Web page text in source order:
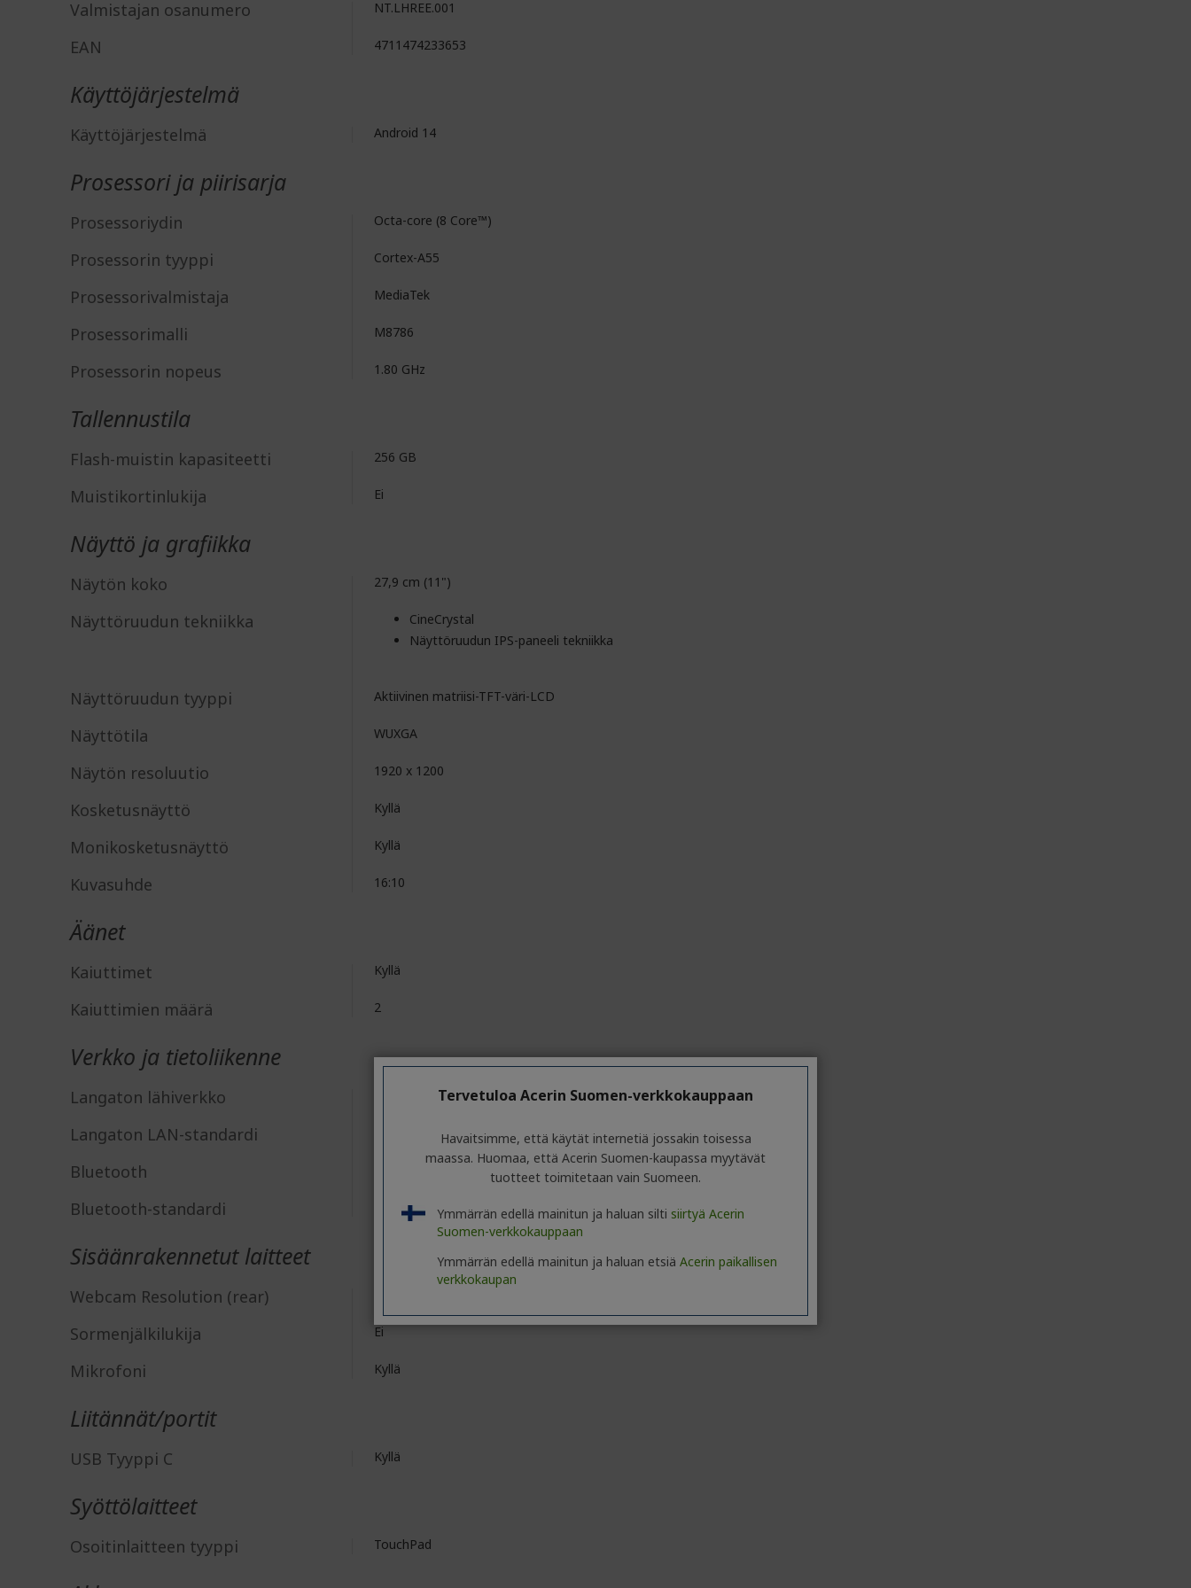
Valmistajan osanumero NT.LHREE.001
EAN 4711474233653
Käyttöjärjestelmä
Käyttöjärjestelmä Android 14
Prosessori ja piirisarja
Prosessoriydin Octa-core (8 Core™)
Prosessorin tyyppi Cortex-A55
Prosessorivalmistaja MediaTek
Prosessorimalli M8786
Prosessorin nopeus 1.80 GHz
Tallennustila
Flash-muistin kapasiteetti 256 GB
Muistikortinlukija Ei
Näyttö ja grafiikka
Näytön koko 27,9 cm (11")
Näyttöruudun tekniikka
CineCrystal
Näyttöruudun IPS-paneeli tekniikka
Näyttöruudun tyyppi Aktiivinen matriisi-TFT-väri-LCD
Näyttötila WUXGA
Näytön resoluutio 1920 x 1200
Kosketusnäyttö Kyllä
Monikosketusnäyttö Kyllä
Kuvasuhde 16:10
Äänet
Kaiuttimet Kyllä
Kaiuttimien määrä 2
Verkko ja tietoliikenne
Langaton lähiverkko
Langaton LAN-standardi IEEE 802.11ac
Bluetooth
Bluetooth-standardi Bluetooth 5
Sisäänrakennetut laitteet
Webcam Resolution (rear)
Sormenjälkilukija Ei
Mikrofoni Kyllä
Liitännät/portit
USB Tyyppi C Kyllä
Syöttölaitteet
Osoitinlaitteen tyyppi TouchPad
Tervetuloa Acerin Suomen-verkkokauppaan
Havaitsimme, että käytät internetiä jossakin toisessa
maassa. Huomaa, että Acerin Suomen-kaupassa myytävät
tuotteet toimitetaan vain Suomeen.
Ymmärrän edellä mainitun ja haluan silti siirtyä Acerin
Suomen-verkkokauppaan
Ymmärrän edellä mainitun ja haluan etsiä Acerin paikallisen
verkkokaupan